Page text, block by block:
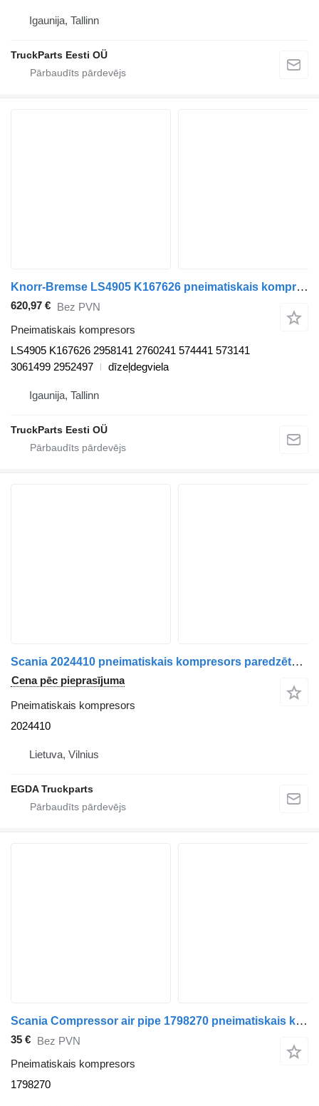
Igaunija, Tallinn
TruckParts Eesti OÜ
Knorr-Bremse LS4905 K167626 pneimatiskais kompresors paredzēts Scania L,P,G,R,S-series (2016-) vilcēja
620,97 € Bez PVN
Pneimatiskais kompresors
LS4905 K167626 2958141 2760241 574441 573141
3061499 2952497
dīzeļdegviela
Igaunija, Tallinn
TruckParts Eesti OÜ
Scania 2024410 pneimatiskais kompresors paredzēts Scania vilcēja
Cena pēc pieprasījuma
Pneimatiskais kompresors
2024410
Lietuva, Vilnius
EGDA Truckparts
Scania Compressor air pipe 1798270 pneimatiskais kompresors paredzēts Scania vilcēja
35 € Bez PVN
Pneimatiskais kompresors
1798270